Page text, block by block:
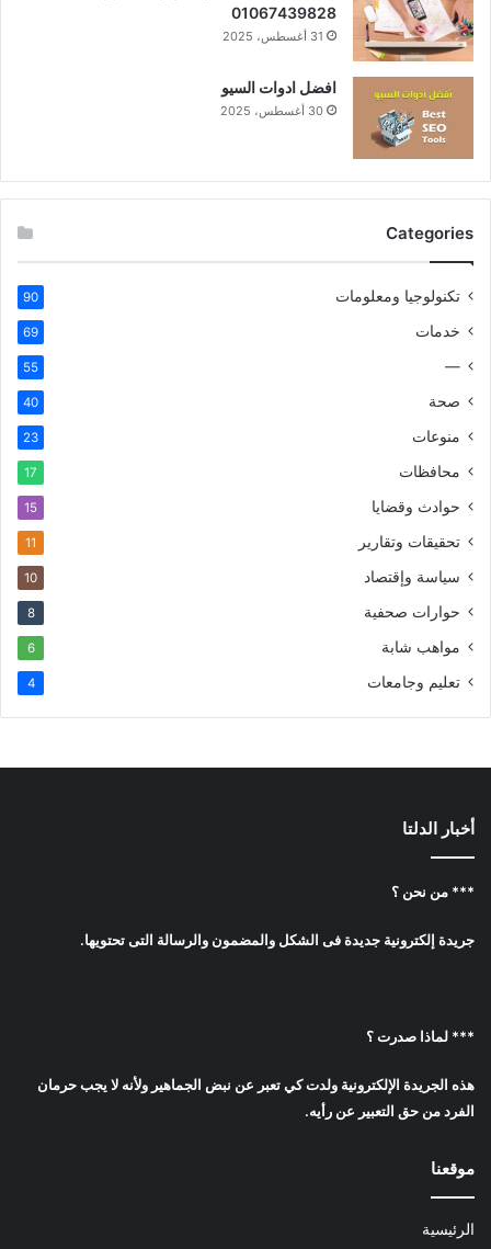
01067439828
31 أغسطس، 2025
افضل ادوات السيو
30 أغسطس، 2025
Categories
تكنولوجيا ومعلومات 90
خدمات 69
—
55
صحة 40
منوعات 23
محافظات 17
حوادث وقضايا 15
تحقيقات وتقارير 11
سياسة وإقتصاد 10
حوارات صحفية 8
مواهب شابة 6
تعليم وجامعات 4
أخبار الدلتا
*** من نحن ؟
جريدة إلكترونية جديدة فى الشكل والمضمون والرسالة التى تحتويها.
*** لماذا صدرت ؟
هذه الجريدة الإلكترونية ولدت كي تعبر عن نبض الجماهير ولأنه لا يجب حرمان
الفرد من حق التعبير عن رأيه.
موقعنا
الرئيسية